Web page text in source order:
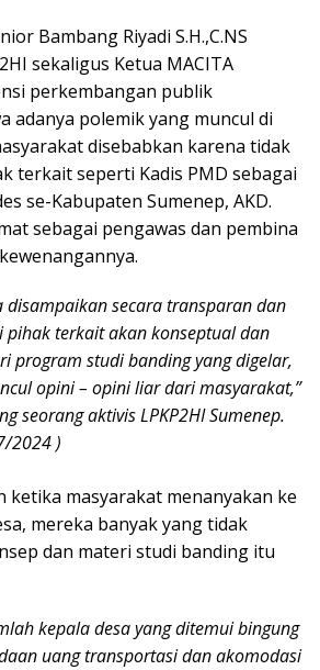
Bambang Riyadi S.H.,C.NS
sekaligus Ketua MACITA
perkembangan publik
adanya polemik yang muncul di
disebabkan karena tidak
terkait seperti Kadis PMD sebagai
se-Kabupaten Sumenep, AKD.
sebagai pengawas dan pembina
disampaikan secara transparan dan
terkait akan konseptual dan
program studi banding yang digelar,
opini – opini liar dari masyarakat,”
seorang aktivis LPKP2HI Sumenep.
2024 )
ketika masyarakat menanyakan ke
mereka banyak yang tidak
dan materi studi banding itu
kepala desa yang ditemui bingung
uang transportasi dan akomodasi